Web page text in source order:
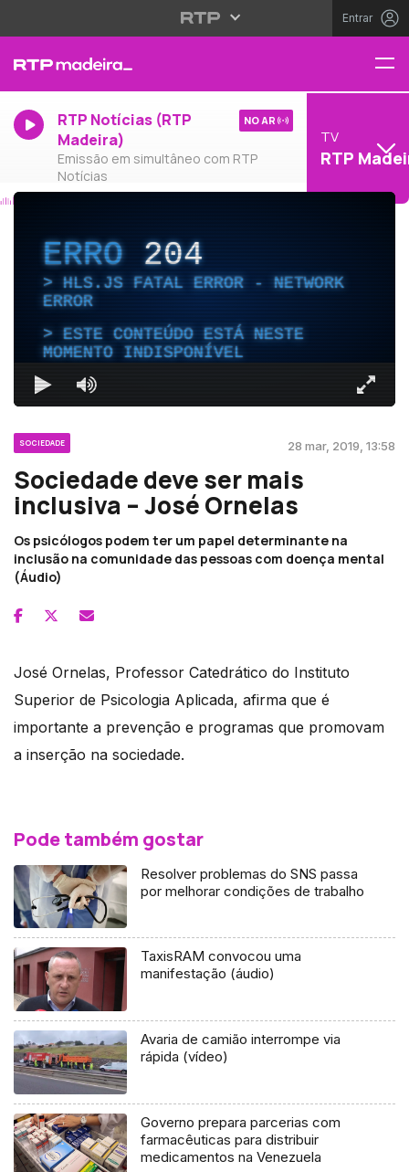
Entrar
RTP Notícias (RTP
Madeira)
Emissão em simultâneo com RTP
Notícias
NO AR
TV
RTP
ERRO204
HLS.JS FATAL ERROR - NETWORK
ERROR
ESTE CONTEÚDO ESTÁ NESTE
MOMENTO INDISPONÍVEL
SOCIEDADE 28 mar, 2019, 13:58
Sociedade deve ser mais
inclusiva – José Ornelas
Os psicólogos podem ter um papel determinante na
inclusão na comunidade das pessoas com doença mental
(Áudio)
José Ornelas, Professor Catedrático do Instituto
Superior de Psicologia Aplicada, afirma que é
importante a prevenção e programas que promovam
a inserção na sociedade.
Pode também gostar
Resolver problemas do SNS passa
por melhorar condições de trabalho
TaxisRAM convocou uma
manifestação (áudio)
Avaria de camião interrompe via
rápida (vídeo)
Governo prepara parcerias com
farmacêuticas para distribuir
medicamentos na Venezuela